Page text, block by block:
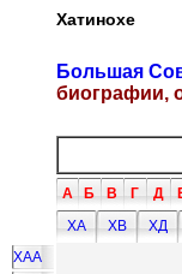
Хатинохе
Большая
биографии,
А Б В Г Д
ХА
ХВ ХД
ХАА